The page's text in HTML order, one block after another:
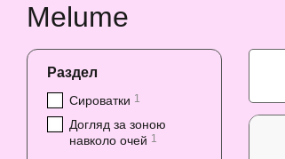
Melume
Раздел
Сироватки 1
Догляд за зоною
навколо очей 1